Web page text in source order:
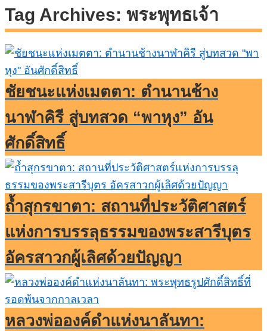
Tag Archives: พระพุทธเจ้า
ชัยชนะแห่งเมตตา: ตำนานช้าง
นาฬาคิรี สู่บทสวด “พาหุง” อัน
ศักดิ์สิทธิ์
ถ้ำสุกรขาตา: สถานที่ประวัติศาสตร์
แห่งการบรรลุธรรมของพระสารีบุตร
อัครสาวกผู้เลิศด้วยปัญญา
หลวงพ่อองค์ดำแห่งนาลันทา: